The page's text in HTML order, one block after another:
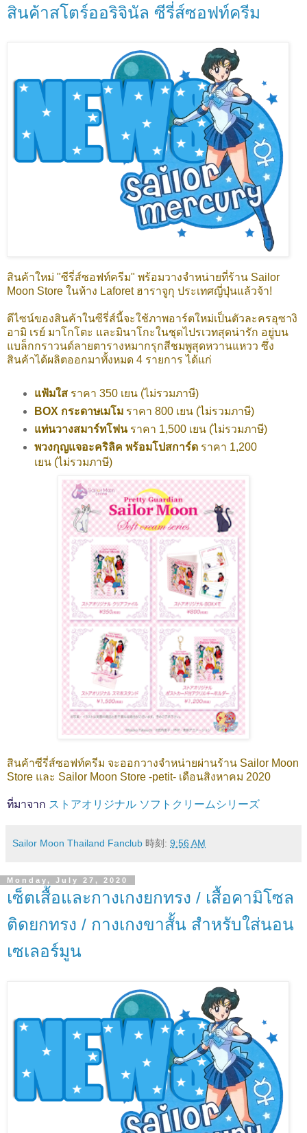
สินค้าสโตร์ออริจินัล ซีรี่ส์ซอฟท์ครีม
สินค้าใหม่ "ซีรี่ส์ซอฟท์ครีม" พร้อมวางจำหน่ายที่ร้าน Sailor
Moon Store ในห้าง Laforet ฮาราจูกุ ประเทศญี่ปุ่นแล้วจ้า!
ดีไซน์ของสินค้าในซีรี่ส์นี้จะใช้ภาพอาร์ตใหม่เป็นตัวละครอุซางิ
อามิ เรย์ มาโกโตะ และมินาโกะในชุดไปรเวทสุดน่ารัก อยู่บน
แบล็กกราวนด์ลายตารางหมากรุกสีชมพูสุดหวานแหวว ซึ่ง
สินค้าได้ผลิตออกมาทั้งหมด 4 รายการ ได้แก่
แฟ้มใส ราคา 350 เยน (ไม่รวมภาษี)
BOX กระดาษเมโมราคา 800 เยน (ไม่รวมภาษี)
แท่นวางสมาร์ทโฟนราคา 1,500 เยน (ไม่รวมภาษี)
พวงกุญแจอะคริลิค พร้อมโปสการ์ดราคา 1,200
เยน (ไม่รวมภาษี)
สินค้าซีรี่ส์ซอฟท์ครีม จะออกวางจำหน่ายผ่านร้าน Sailor Moon
Store และ Sailor Moon Store -petit- เดือนสิงหาคม 2020
ที่มาจาก ストアオリジナル ソフトクリームシリーズ
Sailor Moon Thailand Fanclub 時刻: 9:56 AM
Monday, July 27, 2020
เซ็ตเสื้อและกางเกงยกทรง / เสื้อคามิโซล
ติดยกทรง / กางเกงขาสั้น สำหรับใส่นอน
เซเลอร์มูน